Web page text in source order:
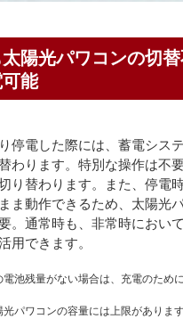
陽光パワコンの切
能
停電した際には、蓄電シス
わります。特別な操作は不
り替わります。また、停電
ま動作できるため、太陽光
。通常時も、非常時におい
用できます。
池残量がない場合は、充電のため
パワコンの容量には上限がありま